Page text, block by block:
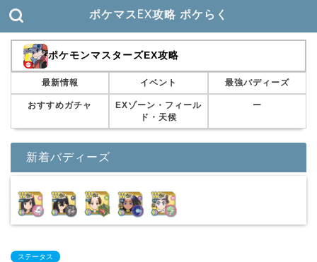
ポケマスEX攻略 ポケらく
ポケモンマスターズEX攻略
最新情報 イベント 最強バディーズ
おすすめガチャ
EXゾーン・フィール
ド・天候
ー
新着バディーズ
ステータス